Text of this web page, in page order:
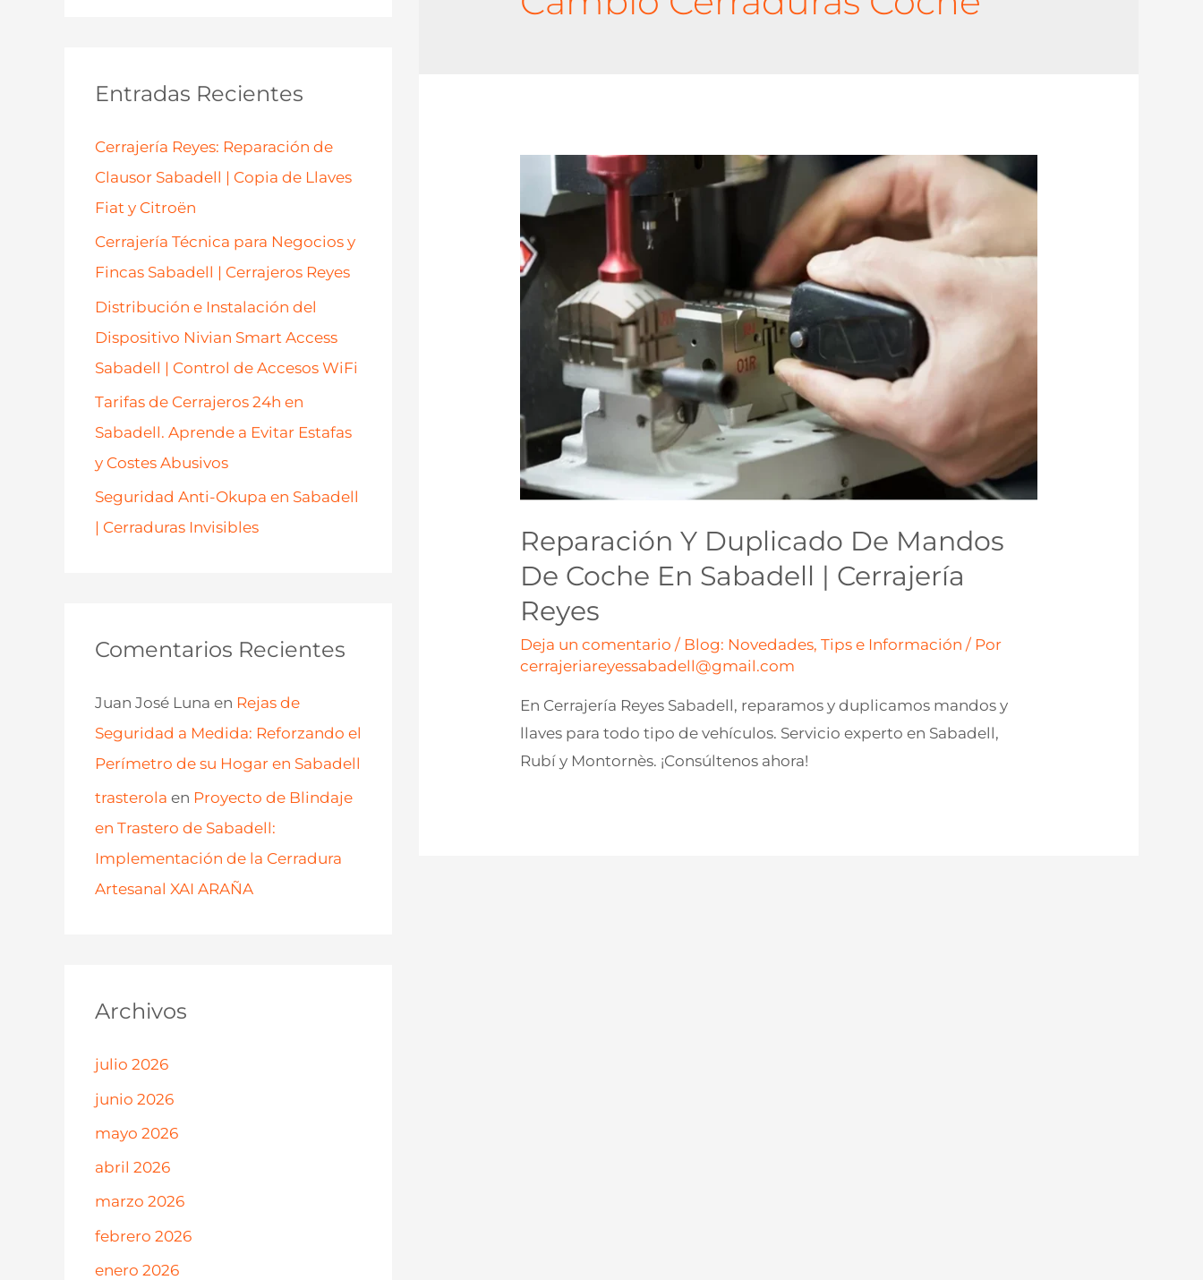
rEntradas Recientes
Cerrajería Reyes: Reparación de
Clausor Sabadell | Copia de Llaves
Fiat y Citroën
Cerrajería Técnica para Negocios y
Fincas Sabadell | Cerrajeros Reyes
Distribución e Instalación del
Dispositivo Nivian Smart Access
Sabadell | Control de Accesos WiFi
Tarifas de Cerrajeros 24h en
Sabadell. Aprende a Evitar Estafas
y Costes Abusivos
Seguridad Anti-Okupa en Sabadell
| Cerraduras Invisibles
Comentarios Recientes
Juan José Luna en Rejas de
Seguridad a Medida: Reforzando el
Perímetro de su Hogar en Sabadell
trasterola en Proyecto de Blindaje
en Trastero de Sabadell:
Implementación de la Cerradura
Artesanal XAI ARAÑA
Archivos
julio 2026
junio 2026
mayo 2026
abril 2026
marzo 2026
febrero 2026
enero 2026
Reparación Y Duplicado De Mandos
De Coche En Sabadell | Cerrajería
Reyes
Deja un comentario / Blog: Novedades, Tips e Información / Por
cerrajeriareyessabadell@gmail.com
En Cerrajería Reyes Sabadell, reparamos y duplicamos mandos y
llaves para todo tipo de vehículos. Servicio experto en Sabadell,
Rubí y Montornès. ¡Consúltenos ahora!